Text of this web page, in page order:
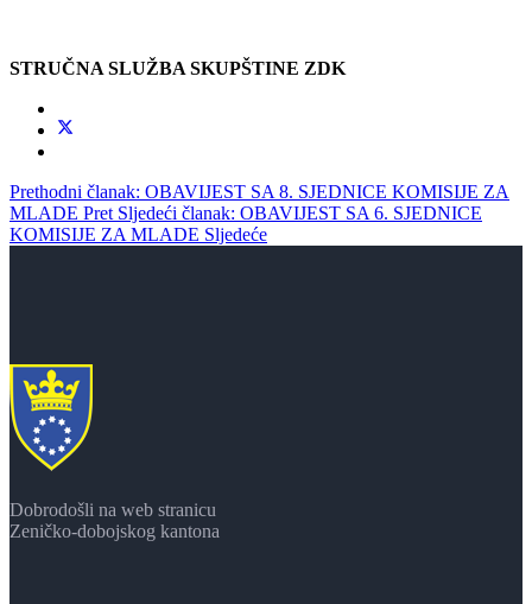
STRUČNA SLUŽBA SKUPŠTINE ZDK
Prethodni članak: OBAVIJEST SA 8. SJEDNICE KOMISIJE ZA
MLADE Pret Sljedeći članak: OBAVIJEST SA 6. SJEDNICE
KOMISIJE ZA MLADE Sljedeće
Dobrodošli na web stranicu
Zeničko-dobojskog kantona